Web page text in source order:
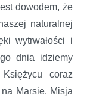
dowodem, że
naturalnej
wytrwałości i
dnia idziemy
coraz
Marsie. Misja